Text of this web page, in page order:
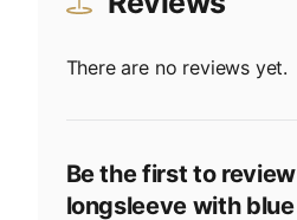
There are no reviews yet.
Be the first to
longsleeve with